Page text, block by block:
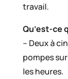
travail.
Qu’est-ce
– Deux à
pompes
les heures.